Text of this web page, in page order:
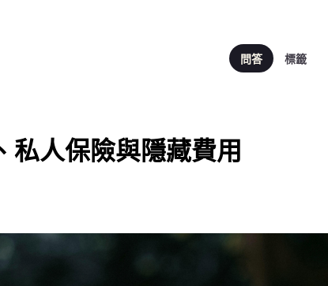
問答 標籤
私人保險與隱藏費用